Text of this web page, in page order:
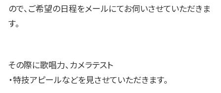
ので、ご希望の日程をメールにてお伺いさせていただきま
す。
その際に歌唱力、カメラテスト
・特技アピールなどを見させていただきます。